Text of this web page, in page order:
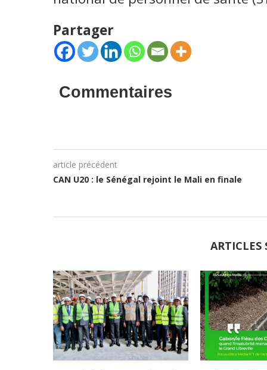
Partager
Commentaires
article précédent
CAN U20 : le Sénégal rejoint le Mali en finale
ARTICLES